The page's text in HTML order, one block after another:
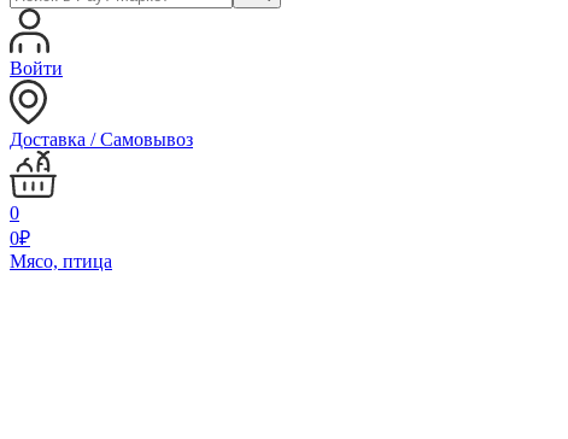
Войти
Доставка / Самовывоз
0
0₽
Мясо, птица